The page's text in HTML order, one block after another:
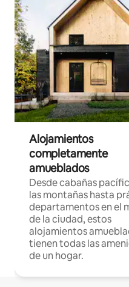
Alojamientos
completamente
amueblados
Desde cabañas
las montañas hasta
departamentos en el
de la ciudad, estos
alojamientos
tienen todas las
de un hogar.